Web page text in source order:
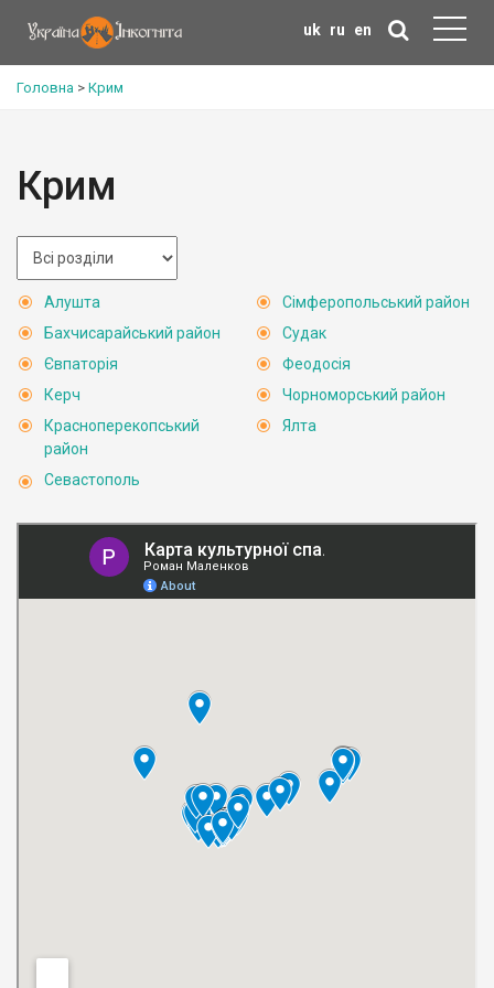
uk ru en
Головна > Крим
Крим
Алушта
Бахчисарайський район
Євпаторія
Керч
Красноперекопський
район
Севастополь
Сімферопольський район
Судак
Феодосія
Чорноморський район
Ялта